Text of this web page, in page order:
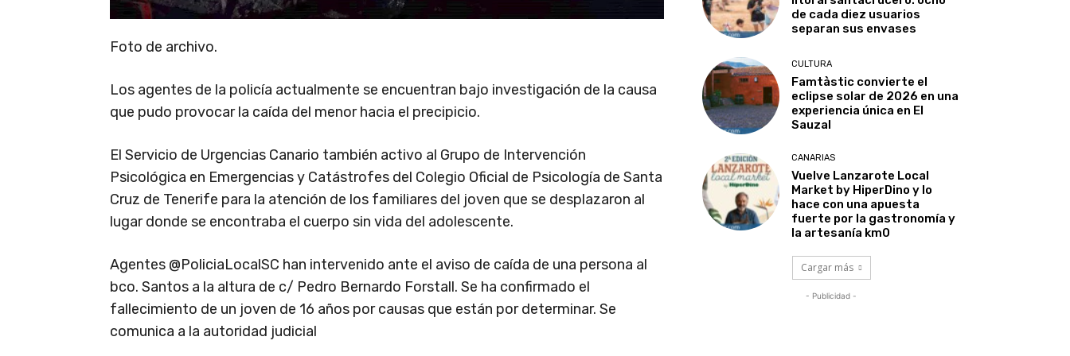
Foto de archivo.
Los agentes de la policía actualmente se encuentran bajo investigación de la causa
que pudo provocar la caída del menor hacia el precipicio.
El Servicio de Urgencias Canario también activo al Grupo de Intervención
Psicológica en Emergencias y Catástrofes del Colegio Oficial de Psicología de Santa
Cruz de Tenerife para la atención de los familiares del joven que se desplazaron al
lugar donde se encontraba el cuerpo sin vida del adolescente.
Agentes @PoliciaLocalSC han intervenido ante el aviso de caída de una persona al
bco. Santos a la altura de c/ Pedro Bernardo Forstall. Se ha confirmado el
fallecimiento de un joven de 16 años por causas que están por determinar. Se
comunica a la autoridad judicial
de cada diez usuarios
separan sus envases
CULTURA
Famtàstic convierte el
eclipse solar de 2026 en una
experiencia única en El
Sauzal
CANARIAS
Vuelve Lanzarote Local
Market by HiperDino y lo
hace con una apuesta
fuerte por la gastronomía y
la artesanía km0
Cargar más
- Publicidad -